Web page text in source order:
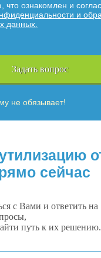
что ознакомлен и
и
данных.
Задать вопрос
не обязывает!
сейчас
с Вами и ответить на
путь к их решению.